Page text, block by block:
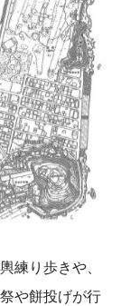
練り歩きや、
や餅投げが行